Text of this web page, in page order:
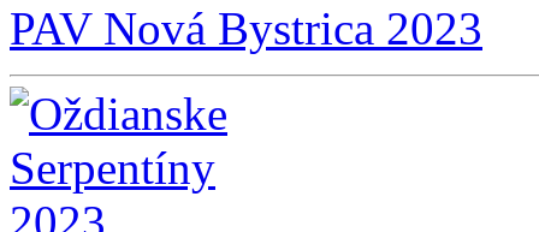
PAV Nová Bystrica 2023